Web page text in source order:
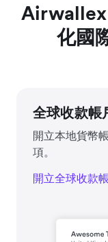
Airwallex
化國
全球收款帳
開立本地貨幣
項。
開立全球收款